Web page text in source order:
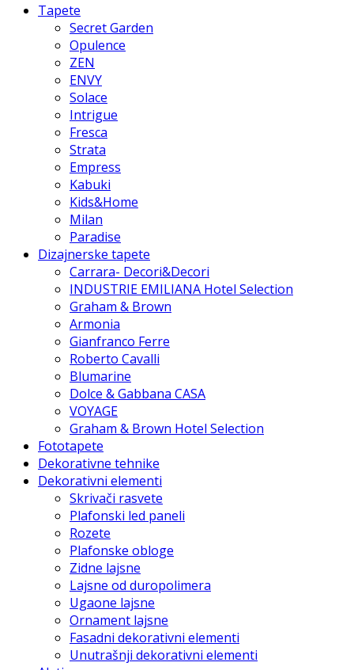
Tapete
Secret Garden
Opulence
ZEN
ENVY
Solace
Intrigue
Fresca
Strata
Empress
Kabuki
Kids&Home
Milan
Paradise
Dizajnerske tapete
Carrara- Decori&Decori
INDUSTRIE EMILIANA Hotel Selection
Graham & Brown
Armonia
Gianfranco Ferre
Roberto Cavalli
Blumarine
Dolce & Gabbana CASA
VOYAGE
Graham & Brown Hotel Selection
Fototapete
Dekorativne tehnike
Dekorativni elementi
Skrivači rasvete
Plafonski led paneli
Rozete
Plafonske obloge
Zidne lajsne
Lajsne od duropolimera
Ugaone lajsne
Ornament lajsne
Fasadni dekorativni elementi
Unutrašnji dekorativni elementi